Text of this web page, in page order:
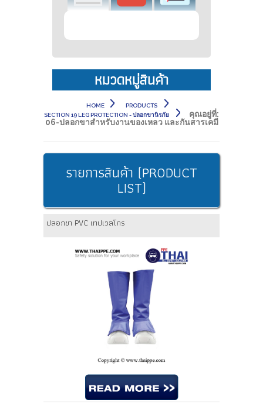
หมวดหมู่สินค้า
HOME
PRODUCTS
SECTION 19 LEG PROTECTION - ปลอกขานิรภัย
คุณอยู่ที่:
06-ปลอกขาสำหรับงานของเหลว และกันสารเคมี
รายการสินค้า (PRODUCT
LIST)
ปลอกขา PVC เทปเวลโกร